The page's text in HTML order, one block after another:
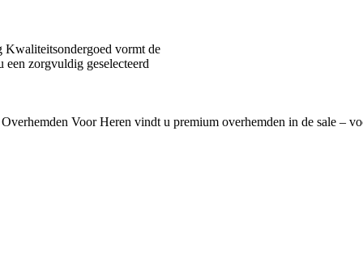
vormt de
zorgvuldig geselecteerd
Voor Heren vindt u premium overhemden in de sale –